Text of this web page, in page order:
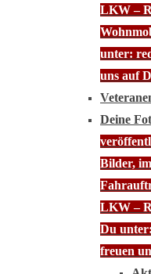
LKW –
unter:
uns auf
Deine
Bilder,
LKW –
Du
freuen